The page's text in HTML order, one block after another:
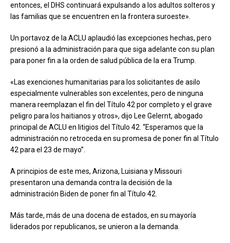
entonces, el DHS continuará expulsando a los adultos solteros y
las familias que se encuentren en la frontera suroeste».
Un portavoz de la ACLU aplaudió las excepciones hechas, pero
presionó a la administración para que siga adelante con su plan
para poner fin a la orden de salud pública de la era Trump.
«Las exenciones humanitarias para los solicitantes de asilo
especialmente vulnerables son excelentes, pero de ninguna
manera reemplazan el fin del Título 42 por completo y el grave
peligro para los haitianos y otros», dijo Lee Gelernt, abogado
principal de ACLU en litigios del Título 42. “Esperamos que la
administración no retroceda en su promesa de poner fin al Título
42 para el 23 de mayo”.
A principios de este mes, Arizona, Luisiana y Missouri
presentaron una demanda contra la decisión de la
administración Biden de poner fin al Título 42.
Más tarde, más de una docena de estados, en su mayoría
liderados por republicanos, se unieron a la demanda.